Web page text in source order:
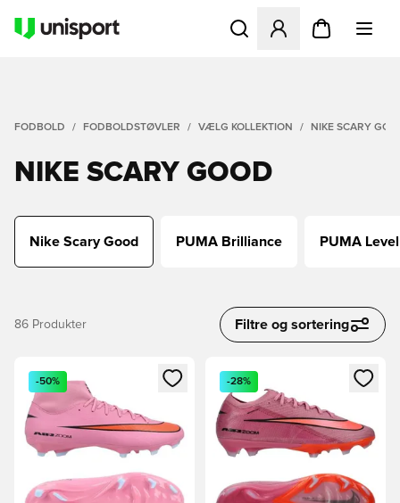
Åbner en Modal til at
FODBOLD FODBOLDSTØVLER VÆLG KOLLEKTION NIKE SCARY
NIKE SCARY GOOD
Nike Scary Good PUMA Brilliance PUMA
86 Produkter Filtre og sortering
Åbner en Modal til at logge ind eller tilmelde dig som
-50%
Åbner en Modal til at logge
-28%